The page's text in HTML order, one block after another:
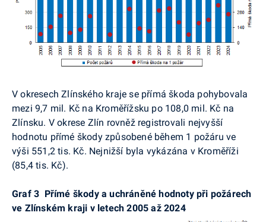
V okresech Zlínského kraje se přímá škoda pohybovala
mezi 9,7 mil. Kč na Kroměřížsku po 108,0 mil. Kč na
Zlínsku. V okrese Zlín rovněž registrovali nejvyšší
hodnotu přímé škody způsobené během 1 požáru ve
výši 551,2 tis. Kč. Nejnižší byla vykázána v Kroměříži
(85,4 tis. Kč).
Graf 3 Přímé škody a uchráněné hodnoty při požárech
ve Zlínském kraji v letech 2005 až 2024